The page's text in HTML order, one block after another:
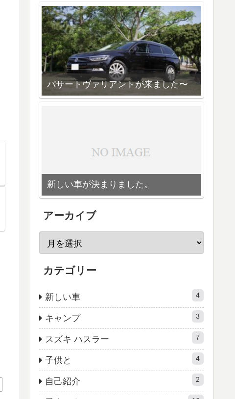
パサートヴァリアントが来ました〜
新しい車が決まりました。
アーカイブ
カテゴリー
新しい車 4
キャンプ 3
スズキ ハスラー 7
子供と 4
自己紹介 2